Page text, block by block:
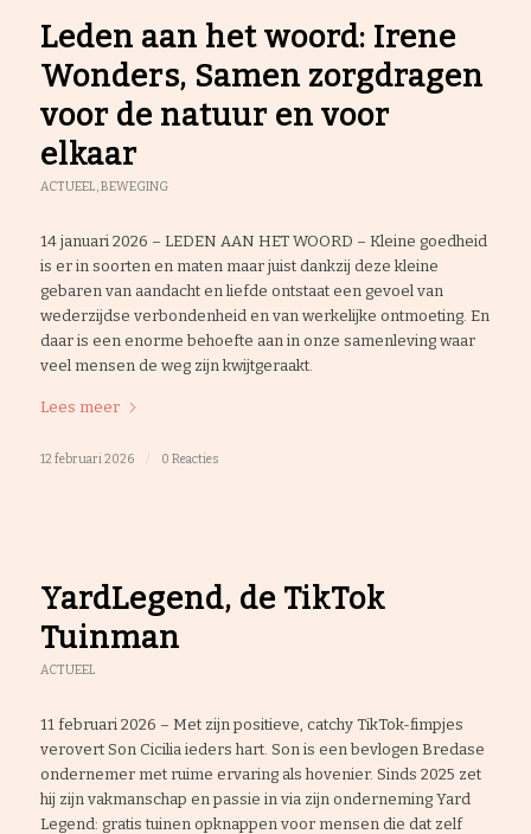
Leden aan het woord: Irene
Wonders, Samen zorgdragen
voor de natuur en voor
elkaar
ACTUEEL,BEWEGING
14 januari 2026 – LEDEN AAN HET WOORD – Kleine goedheid
is er in soorten en maten maar juist dankzij deze kleine
gebaren van aandacht en liefde ontstaat een gevoel van
wederzijdse verbondenheid en van werkelijke ontmoeting. En
daar is een enorme behoefte aan in onze samenleving waar
veel mensen de weg zijn kwijtgeraakt.
Lees meer
12 februari 2026 0 Reacties
YardLegend, de TikTok
Tuinman
ACTUEEL
11 februari 2026 – Met zijn positieve, catchy TikTok-fimpjes
verovert Son Cicilia ieders hart. Son is een bevlogen Bredase
ondernemer met ruime ervaring als hovenier. Sinds 2025 zet
hij zijn vakmanschap en passie in via zijn onderneming Yard
Legend: gratis tuinen opknappen voor mensen die dat zelf